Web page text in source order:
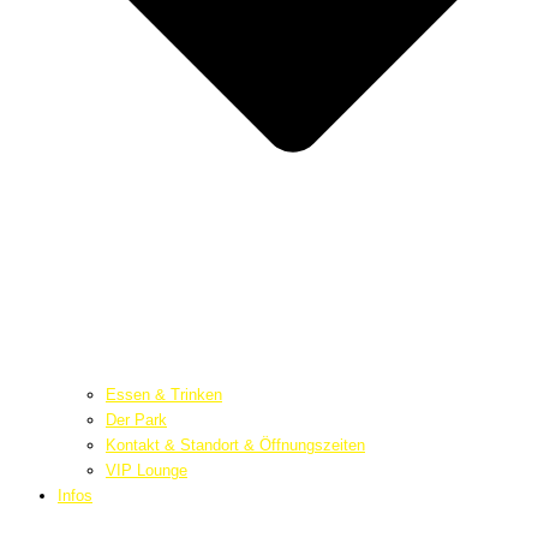
Essen & Trinken
Der Park
Kontakt & Standort & Öffnungszeiten
VIP Lounge
Infos